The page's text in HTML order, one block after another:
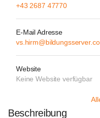
+43 2687 47770
E-Mail Adresse
Website
Keine Website verfügbar
Beschreibung